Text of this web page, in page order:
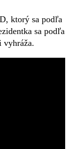
ktorý sa podľa
sa podľa
vyhráža.